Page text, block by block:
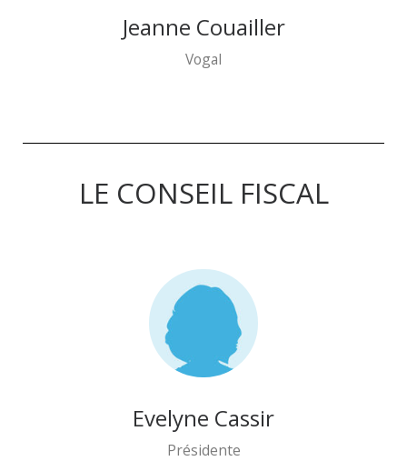
Jeanne Couailler
Vogal
LE CONSEIL FISCAL
Evelyne Cassir
Présidente